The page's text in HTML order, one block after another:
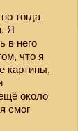
тогда
Я
в него
что я
картины,
около
смог